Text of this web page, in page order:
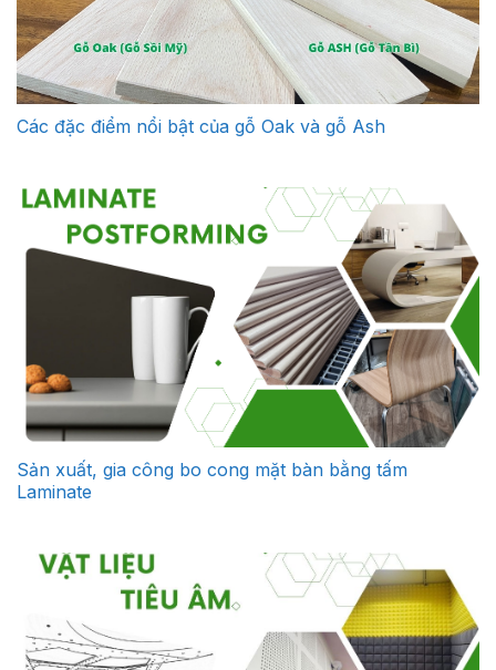
Các đặc điểm nổi bật của gỗ Oak và gỗ Ash
Sản xuất, gia công bo cong mặt bàn bằng tấm
Laminate